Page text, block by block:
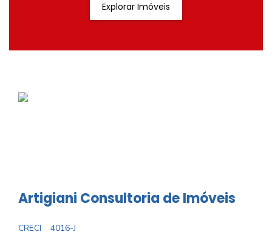
Explorar Imóveis
Artigiani Consultoria de Imóveis
CRECI
4016-J